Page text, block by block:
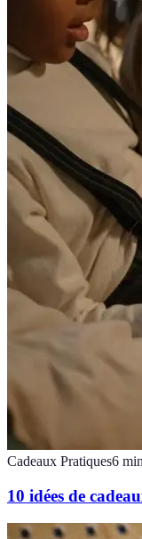
Cadeaux Pratiques6 min
10 idées de